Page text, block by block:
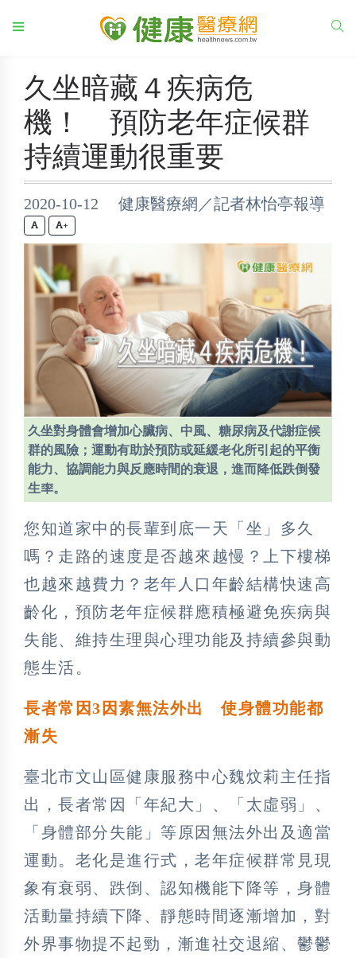
久坐暗藏４疾病危
機！ 預防老年症候群
持續運動很重要
2020-10-12 健康醫療網／記者林怡亭報導
+
久坐對身體會增加心臟病、中風、糖尿病及代謝症候
群的風險；運動有助於預防或延緩老化所引起的平衡
能力、協調能力與反應時間的衰退，進而降低跌倒發
生率。
您知道家中的長輩到底一天「坐」多久
嗎？走路的速度是否越來越慢？上下樓梯
也越來越費力？老年人口年齡結構快速高
齡化，預防老年症候群應積極避免疾病與
失能、維持生理與心理功能及持續參與動
態生活。
長者常因3 因素無法外出 使身體功能都
漸失
臺北市文山區健康服務中心魏炆莉主任指
出，長者常因「年紀大」、「太虛弱」、
「身體部分失能」等原因無法外出及適當
運動。老化是進行式，老年症候群常見現
象有衰弱、跌倒、認知機能下降等，身體
活動量持續下降、靜態時間逐漸增加，對
外界事物提不起勁，漸進社交退縮、鬱鬱